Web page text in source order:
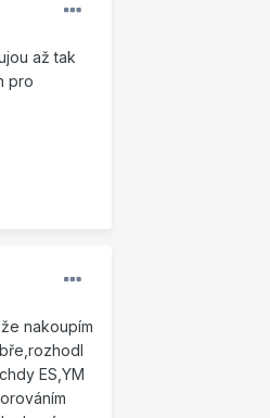
až tak
pro
nakoupím
ES,YM